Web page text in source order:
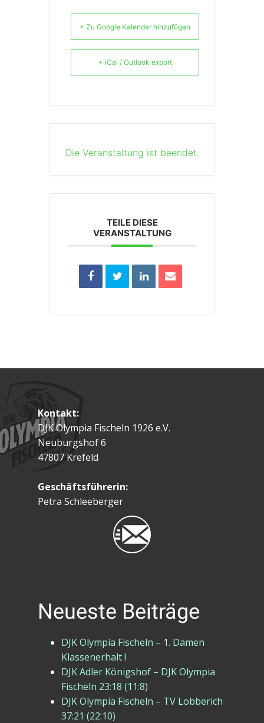
+ Zu Google Kalender hinzufügen
+ iCal / Outlook export
Die Veranstaltung ist beendet.
TEILE DIESE
VERANSTALTUNG
Kontakt:
DJK Olympia Fischeln 1926 e.V.
Neuburgshof 6
47807 Krefeld
Geschäftsführerin:
Petra Schleeberger
Neueste Beiträge
DJK Olympia Fischeln – 1. Damen
Klassenerhalt !
DJK Adler Königshof – DJK Olympia
Fischeln 23:18 (11:8)
DJK Olympia Fischeln – TV Lobberich
37:21 (22:10)